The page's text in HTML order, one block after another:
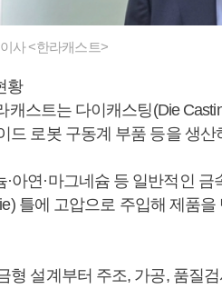
사 <한라캐스트>
황
캐스트는 다이캐스팅(Die
드 로봇 구동계 부품 등을 생산
아연·마그네슘 등 일반적인
틀에 고압으로 주입해 제품
형 설계부터 주조, 가공, 품질